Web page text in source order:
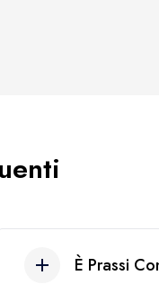
È Prassi